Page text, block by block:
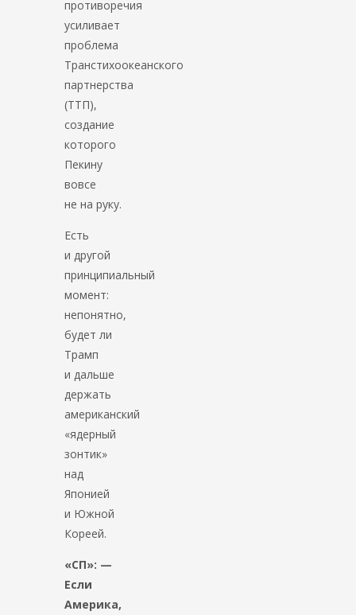
противоречия
усиливает
проблема
Транстихоокеанского
партнерства
(ТТП),
создание
которого
Пекину
вовсе
не на руку.
Есть
и другой
принципиальный
момент:
непонятно,
будет ли
Трамп
и дальше
держать
американский
«ядерный
зонтик»
над
Японией
и Южной
Кореей.
«СП»: —
Если
Америка,